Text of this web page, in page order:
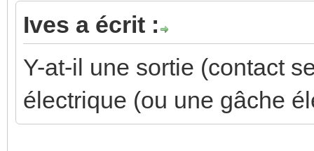
Ives a écrit :
Y-at-il une sortie (contact
électrique (ou une gâche